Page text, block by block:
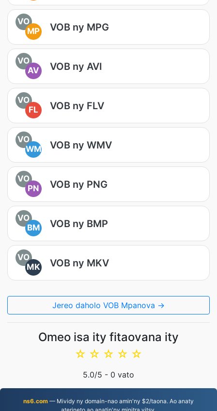
VO
MP
VOB ny MPG
VO
AV
VOB ny AVI
VO
FL
VOB ny FLV
VO
WM
VOB ny WMV
VO
PN
VOB ny PNG
VO
BM
VOB ny BMP
VO
MK
VOB ny MKV
Jereo daholo VOB Mpanova →
Omeo isa ity fitaovana ity
☆
☆
☆
☆
☆
5.0/5 - 0 vato
ns6.com — Mividy ny domain-nao amin'ny $2/taona. Ao anaty